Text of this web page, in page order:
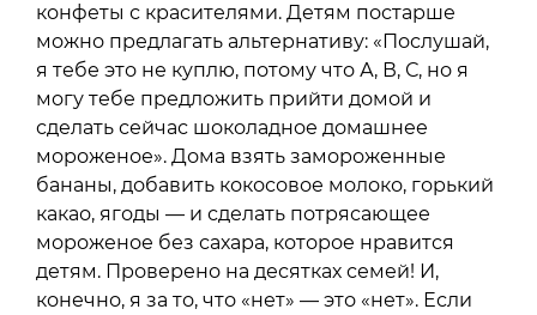
конфеты с красителями. Детям постарше
можно предлагать альтернативу: «Послушай,
я тебе это не куплю, потому что А, В, С, но я
могу тебе предложить прийти домой и
сделать сейчас шоколадное домашнее
мороженое». Дома взять замороженные
бананы, добавить кокосовое молоко, горький
какао, ягоды — и сделать потрясающее
мороженое без сахара, которое нравится
детям. Проверено на десятках семей! И,
конечно, я за то, что «нет» — это «нет». Если